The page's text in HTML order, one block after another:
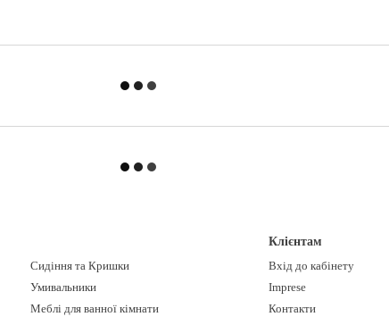
Сидіння та Кришки
Умивальники
Меблі для ванної кімнати
Клієнтам
Вхід до кабінету
Imprese
Контакти